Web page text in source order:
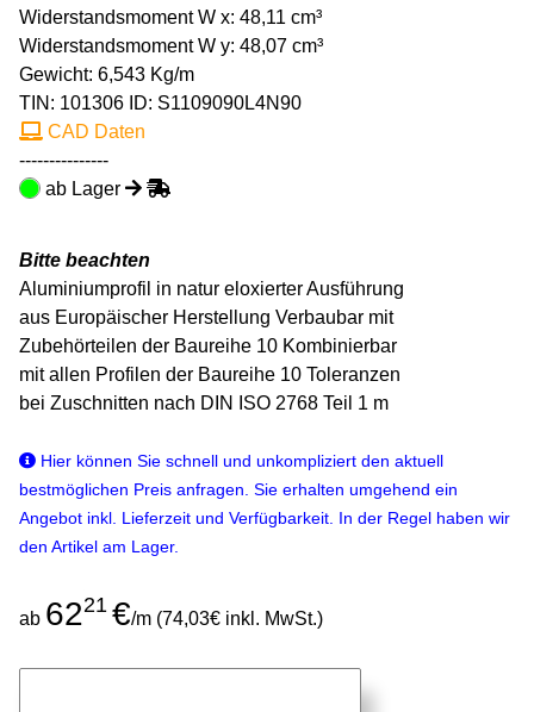
Widerstandsmoment W x: 48,11 cm³
Widerstandsmoment W y: 48,07 cm³
Gewicht: 6,543 Kg/m
TIN: 101306 ID: S1109090L4N90
CAD Daten
---------------
ab Lager
Bitte beachten
Aluminiumprofil in natur eloxierter Ausführung
aus Europäischer Herstellung Verbaubar mit
Zubehörteilen der Baureihe 10 Kombinierbar
mit allen Profilen der Baureihe 10 Toleranzen
bei Zuschnitten nach DIN ISO 2768 Teil 1 m
Hier können Sie schnell und unkompliziert den aktuell
bestmöglichen Preis anfragen. Sie erhalten umgehend ein
Angebot inkl. Lieferzeit und Verfügbarkeit. In der Regel haben wir
den Artikel am Lager.
ab 6221 €/m (74,03€ inkl. MwSt.)